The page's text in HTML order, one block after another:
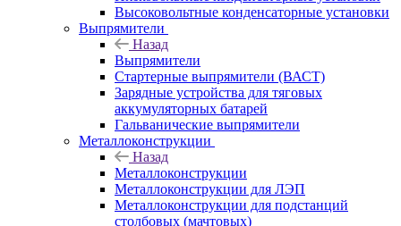
Высоковольтные конденсаторные установки
Выпрямители
Назад
Выпрямители
Стартерные выпрямители (ВАСТ)
Зарядные устройства для тяговых
аккумуляторных батарей
Гальванические выпрямители
Металлоконструкции
Назад
Металлоконструкции
Металлоконструкции для ЛЭП
Металлоконструкции для подстанций
столбовых (мачтовых)